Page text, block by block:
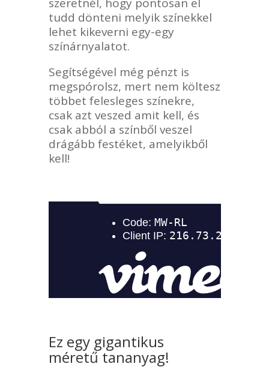
tudd dönteni melyik színekkel
lehet kikeverni egy-egy
színárnyalatot.
Segítségével még pénzt is
megspórolsz, mert nem költesz
többet felesleges színekre,
csak azt veszed amit kell, és
csak abból a színből veszel
drágább festéket, amelyikből
kell!
Ez egy gigantikus
méretű tananyag!